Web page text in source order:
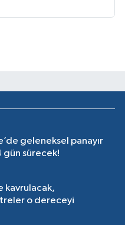
geleneksel panayır
gün sürecek!
kavrulacak,
o dereceyi